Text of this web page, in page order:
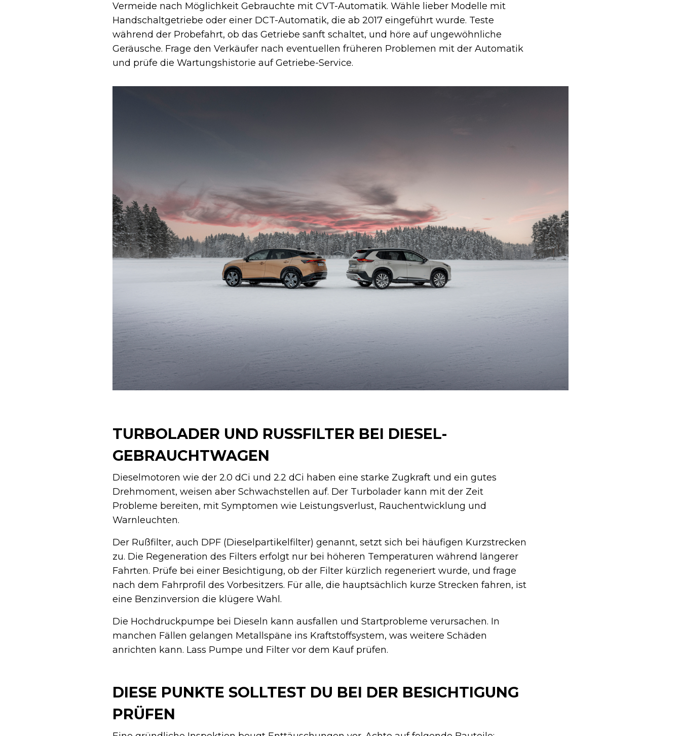
Vermeide nach Möglichkeit Gebrauchte mit CVT-Automatik. Wähle lieber Modelle mit
Handschaltgetriebe oder einer DCT-Automatik, die ab 2017 eingeführt wurde. Teste
während der Probefahrt, ob das Getriebe sanft schaltet, und höre auf ungewöhnliche
Geräusche. Frage den Verkäufer nach eventuellen früheren Problemen mit der Automatik
und prüfe die Wartungshistorie auf Getriebe-Service.
TURBOLADER UND RUSSFILTER BEI DIESEL-G
EBRAUCHTWAGEN
Dieselmotoren wie der 2.0 dCi und 2.2 dCi haben eine starke Zugkraft und ein gutes
Drehmoment, weisen aber Schwachstellen auf. Der Turbolader kann mit der Zeit
Probleme bereiten, mit Symptomen wie Leistungsverlust, Rauchentwicklung und
Warnleuchten.
Der Rußfilter, auch DPF (Dieselpartikelfilter) genannt, setzt sich bei häufigen Kurzstrecken
zu. Die Regeneration des Filters erfolgt nur bei höheren Temperaturen während längerer
Fahrten. Prüfe bei einer Besichtigung, ob der Filter kürzlich regeneriert wurde, und frage
nach dem Fahrprofil des Vorbesitzers. Für alle, die hauptsächlich kurze Strecken fahren, ist
eine Benzinversion die klügere Wahl.
Die Hochdruckpumpe bei Dieseln kann ausfallen und Startprobleme verursachen. In
manchen Fällen gelangen Metallspäne ins Kraftstoffsystem, was weitere Schäden
anrichten kann. Lass Pumpe und Filter vor dem Kauf prüfen.
DIESE PUNKTE SOLLTEST DU BEI DER BESICHTIGUNG
PRÜFEN